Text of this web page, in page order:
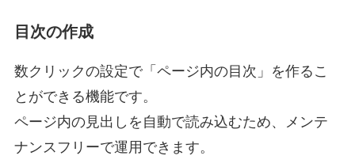
目次の作成
数クリックの設定で「ページ内の目次」を作るこ
とができる機能です。
ページ内の見出しを自動で読み込むため、メンテ
ナンスフリーで運用できます。